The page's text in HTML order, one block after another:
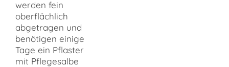
werden fein
oberflächlich
abgetragen und
benötigen einige
Tage ein Pflaster
mit Pflegesalbe